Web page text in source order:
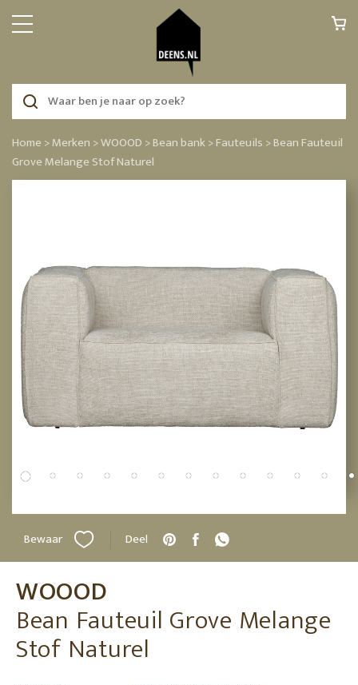
Home >Merken >WOOOD >Bean bank >Fauteuils >Bean Fauteuil
Grove Melange Stof Naturel
Bewaar Deel
WOOOD
Bean Fauteuil Grove Melange
Stof Naturel